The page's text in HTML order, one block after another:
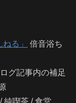
る」
倍音浴ち
グ記事内の補足